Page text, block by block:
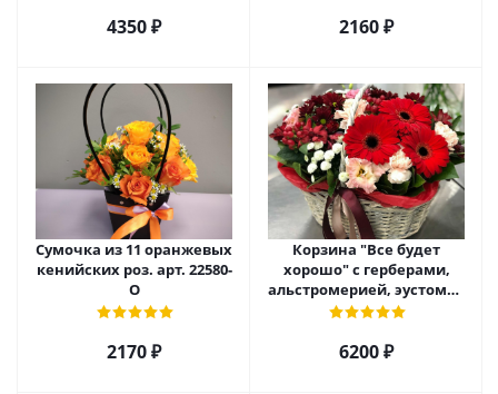
4350 ₽ 2160 ₽
Сумочка из 11 оранжевых
кенийских роз. арт. 22580-
О
2170 ₽
Корзина "Все будет
хорошо" с герберами,
альстромерией, эустомой
и хризантемой арт. 22461
6200 ₽